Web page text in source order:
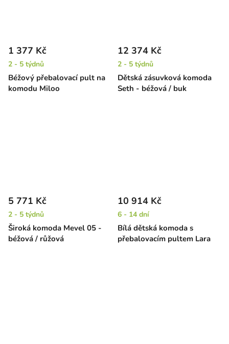
Béžový přebalovací pult na
komodu Miloo
1 377 Kč
2 - 5 týdnů
Dětská zásuvková komoda
Seth - béžová / buk
12 374 Kč
2 - 5 týdnů
Široká komoda Mevel 05 -
béžová / růžová
5 771 Kč
2 - 5 týdnů
Bílá dětská komoda s
přebalovacím pultem Lara
10 914 Kč
6 - 14 dní